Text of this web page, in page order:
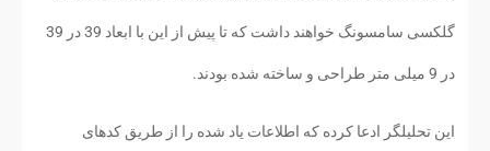
گلکسی سامسونگ خواهند داشت که تا پیش از این با ابعاد 39 در 39
در 9 میلی متر طراحی و ساخته شده بودند.
این تحلیلگر ادعا کرده که اطلاعات یاد شده را از طریق کدهای